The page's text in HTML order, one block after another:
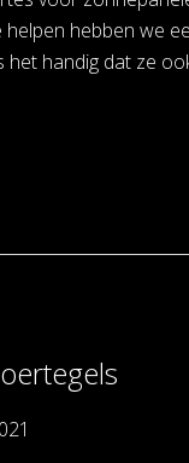
helpen hebben we
het handig dat ze